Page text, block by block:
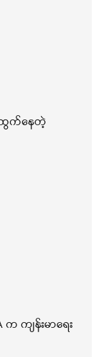
က်နေတဲ့
ကျန်းမာရေး